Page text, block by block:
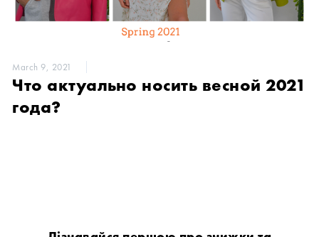
March 9, 2021
Что актуально носить весной 2021
года?